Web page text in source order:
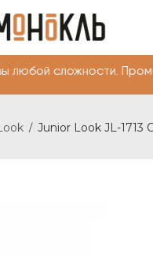
/ Junior Look JL-1713